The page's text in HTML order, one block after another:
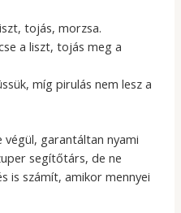
tojás, morzsa.
a liszt, tojás meg a
míg pirulás nem lesz a
végül, garantáltan nyami
segítőtárs, de ne
is számít, amikor mennyei